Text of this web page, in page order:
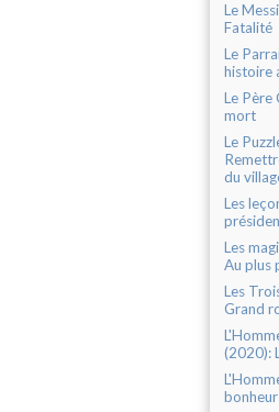
Le
Fatalité
Le
histoire
Le Père
mort
Le
du
Les
Les
Au plus
Les
Grand
(2020):
bonheur